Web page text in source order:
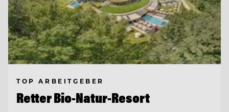
TOP ARBEITGEBER
Retter Bio-Natur-Resort